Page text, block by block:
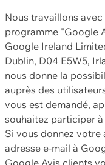
Nous travaillons
programme "Google
Google Ireland
Dublin, D04 E5W5,
nous donne la
auprès des
vous est demandé,
souhaitez participer
Si vous donnez
adresse e-mail à